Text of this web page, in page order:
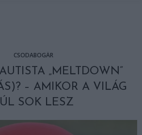
CSODABOGÁR
„MELTDOWN”
– AMIKOR A VILÁG
SOK LESZ